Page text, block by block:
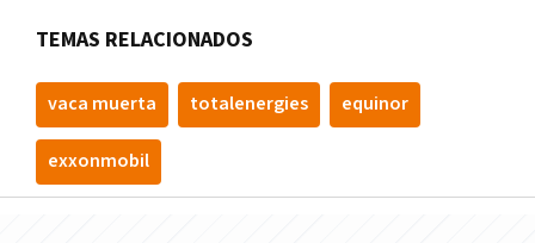
TEMAS RELACIONADOS
vaca muerta totalenergies equinor
exxonmobil